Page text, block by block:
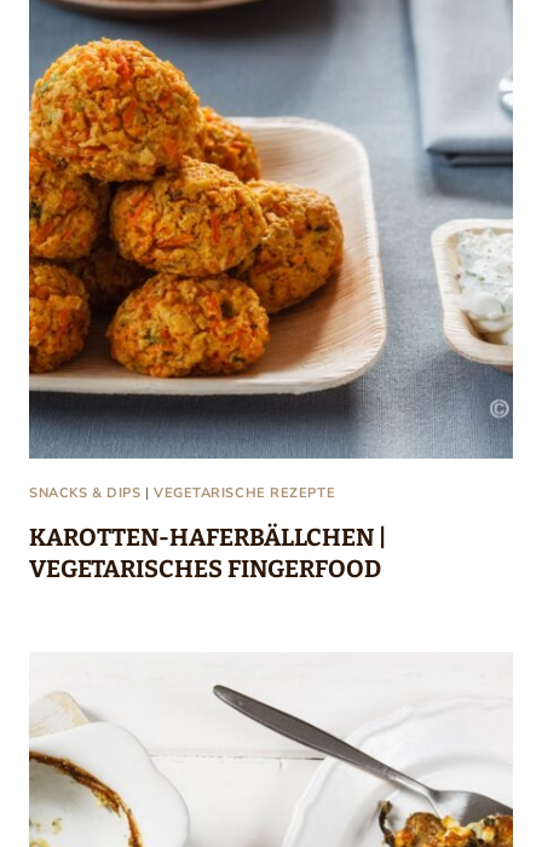
SNACKS & DIPS | VEGETARISCHE REZEPTE
KAROTTEN-HAFERBÄLLCHEN |
VEGETARISCHES FINGERFOOD